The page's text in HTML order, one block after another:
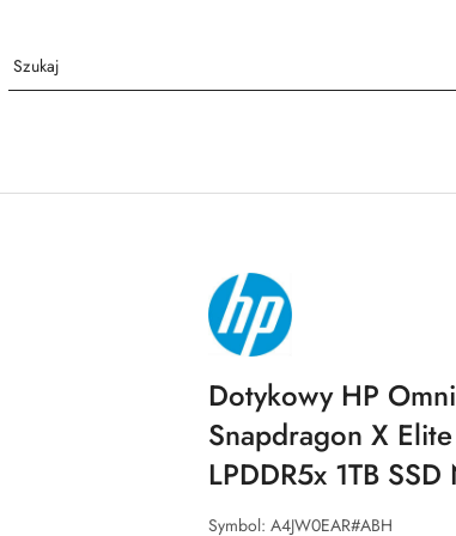
NAZWA
PRODUCENTA:
HP
Dotykowy HP
Snapdragon X
LPDDR5x 1TB
Symbol: A4JW0EAR#ABH